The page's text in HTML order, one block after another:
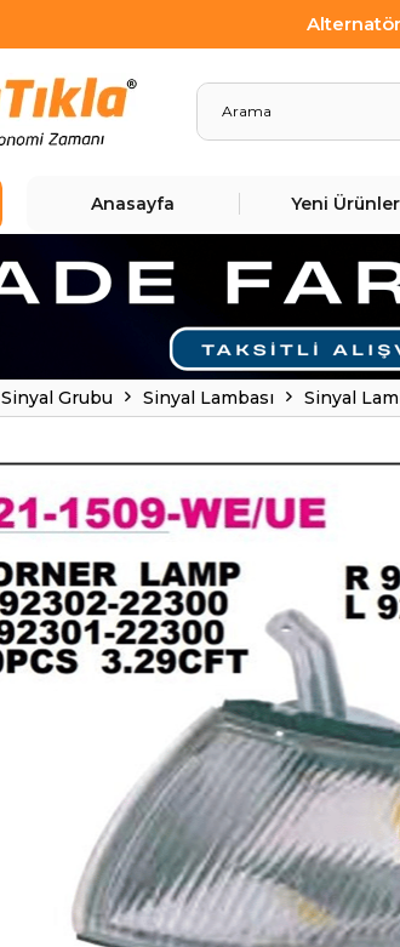
Anasayfa Yeni Ürünler
Sinyal Grubu Sinyal Lambası Sinyal